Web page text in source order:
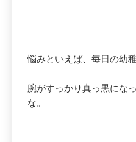
悩みといえば、毎日の幼
腕がすっかり真っ黒にな
な。